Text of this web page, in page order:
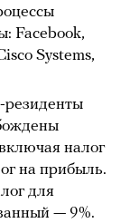
Facebook,
Systems,
налог
на прибыль.
для
— 9%.